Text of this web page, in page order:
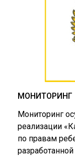
МОНИТОРИНГ
Мониторинг
реализации
по правам